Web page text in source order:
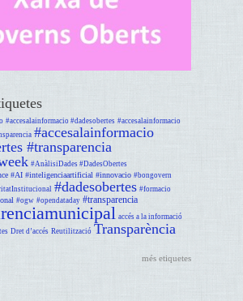
#accesalainformacio #dadesobertes #accesalainformacio
#accesalainformacio
#transparencia
#AnàlisiDades #DadesObertes
#AI #inteligenciaartificial #innovacio #bongovern
#dadesobertes #formacio
#ogw #opendataday #transparencia
accés a la informació
Dret d’accés Reutilització Transparència
més etiquetes